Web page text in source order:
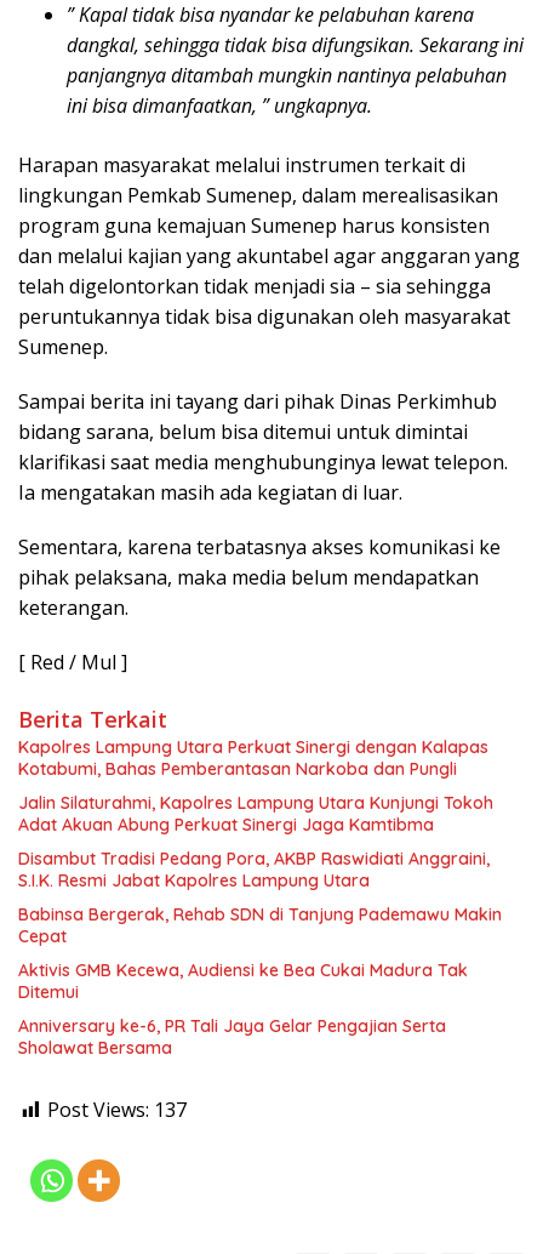
” Kapal tidak bisa nyandar ke pelabuhan karena
dangkal, sehingga tidak bisa difungsikan. Sekarang ini
panjangnya ditambah mungkin nantinya pelabuhan
ini bisa dimanfaatkan, ” ungkapnya.
Harapan masyarakat melalui instrumen terkait di
lingkungan Pemkab Sumenep, dalam merealisasikan
program guna kemajuan Sumenep harus konsisten
dan melalui kajian yang akuntabel agar anggaran yang
telah digelontorkan tidak menjadi sia – sia sehingga
peruntukannya tidak bisa digunakan oleh masyarakat
Sumenep.
Sampai berita ini tayang dari pihak Dinas Perkimhub
bidang sarana, belum bisa ditemui untuk dimintai
klarifikasi saat media menghubunginya lewat telepon.
Ia mengatakan masih ada kegiatan di luar.
Sementara, karena terbatasnya akses komunikasi ke
pihak pelaksana, maka media belum mendapatkan
keterangan.
[ Red / Mul ]
Berita Terkait
Kapolres Lampung Utara Perkuat Sinergi dengan Kalapas
Kotabumi, Bahas Pemberantasan Narkoba dan Pungli
Jalin Silaturahmi, Kapolres Lampung Utara Kunjungi Tokoh
Adat Akuan Abung Perkuat Sinergi Jaga Kamtibma
Disambut Tradisi Pedang Pora, AKBP Raswidiati Anggraini,
S.I.K. Resmi Jabat Kapolres Lampung Utara
Babinsa Bergerak, Rehab SDN di Tanjung Pademawu Makin
Cepat
Aktivis GMB Kecewa, Audiensi ke Bea Cukai Madura Tak
Ditemui
Anniversary ke-6, PR Tali Jaya Gelar Pengajian Serta
Sholawat Bersama
Post Views: 137